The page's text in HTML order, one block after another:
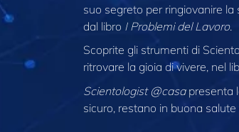
suo segreto per ringiovanire
dal libro I Problemi del Lavoro.
Scoprite gli strumenti di
ritrovare la gioia di vivere, nel
Scientologist @casapresenta
sicuro, restano in buona